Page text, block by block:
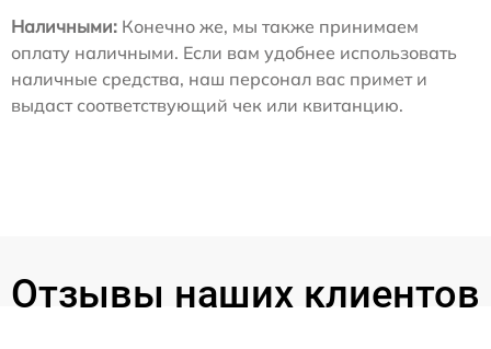
Наличными: Конечно же, мы также принимаем
оплату наличными. Если вам удобнее использовать
наличные средства, наш персонал вас примет и
выдаст соответствующий чек или квитанцию.
Отзывы наших клиентов